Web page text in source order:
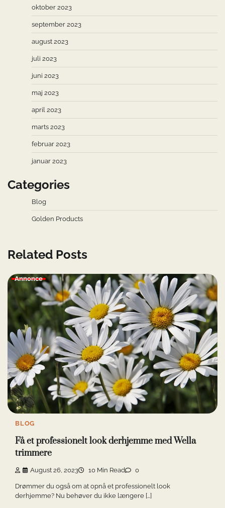
oktober 2023
september 2023
august 2023
juli 2023
juni 2023
maj 2023
april 2023
marts 2023
februar 2023
januar 2023
Categories
Blog
Golden Products
Related Posts
Annonce
BLOG
Få et professionelt look derhjemme med Wella
trimmere
August 26, 2023 10 Min Read 0
Drømmer du også om at opnå et professionelt look
derhjemme? Nu behøver du ikke længere […]